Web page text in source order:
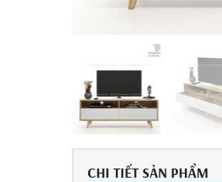
CHI TIẾT SẢN PHẨM